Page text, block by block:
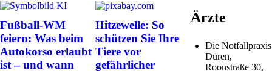
Fußball-WM
feiern: Was beim
Autokorso erlaubt
ist – und wann
Hitzewelle: So
schützen Sie Ihre
Tiere vor
gefährlicher
Ärzte
Die Notfallpraxis
Düren,
Roonstraße 30,